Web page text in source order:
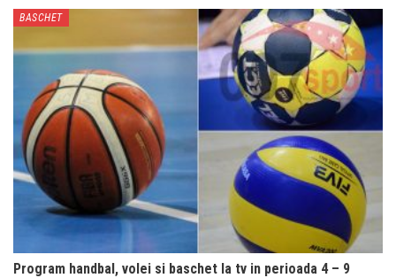
BASCHET
Program handbal, volei si baschet la tv in perioada 4 – 9